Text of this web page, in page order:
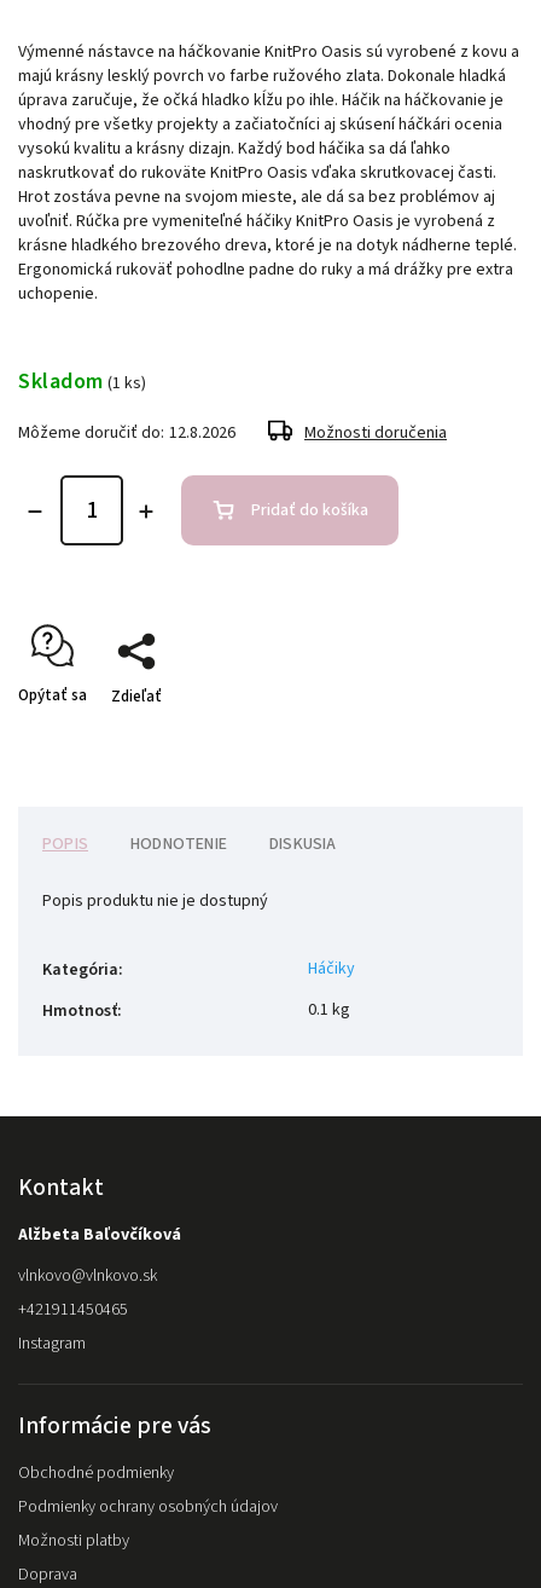
Výmenné nástavce na háčkovanie KnitPro Oasis sú vyrobené z kovu a
majú krásny lesklý povrch vo farbe ružového zlata. Dokonale hladká
úprava zaručuje, že očká hladko kĺžu po ihle. Háčik na háčkovanie je
vhodný pre všetky projekty a začiatočníci aj skúsení háčkári ocenia
vysokú kvalitu a krásny dizajn. Každý bod háčika sa dá ľahko
naskrutkovať do rukoväte KnitPro Oasis vďaka skrutkovacej časti.
Hrot zostáva pevne na svojom mieste, ale dá sa bez problémov aj
uvoľniť. Rúčka pre vymeniteľné háčiky KnitPro Oasis je vyrobená z
krásne hladkého brezového dreva, ktoré je na dotyk nádherne teplé.
Ergonomická rukoväť pohodlne padne do ruky a má drážky pre extra
uchopenie.
Skladom (1 ks)
Môžeme doručiť do: 12.8.2026 Možnosti doručenia
Pridať do košíka
Opýtať sa Zdieľať
POPIS HODNOTENIE DISKUSIA
Popis produktu nie je dostupný
Kategória:
Háčiky
Hmotnosť: 0.1 kg
Kontakt
Alžbeta Baľovčíková
vlnkovo@vlnkovo.sk
+421911450465
Instagram
Informácie pre vás
Obchodné podmienky
Podmienky ochrany osobných údajov
Možnosti platby
Doprava